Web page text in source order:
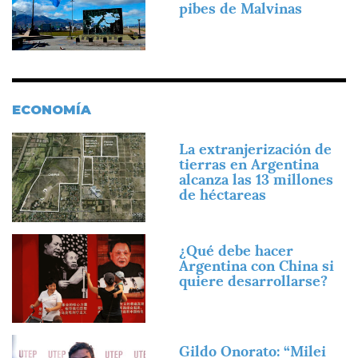
pibes de Malvinas
ECONOMÍA
Imagen
La extranjerización de
tierras en Argentina
alcanza las 13 millones
de héctareas
Imagen
¿Qué debe hacer
Argentina con China si
quiere desarrollarse?
Gildo Onorato: “Milei